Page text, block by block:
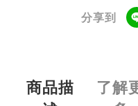
分享到
商品描
了解